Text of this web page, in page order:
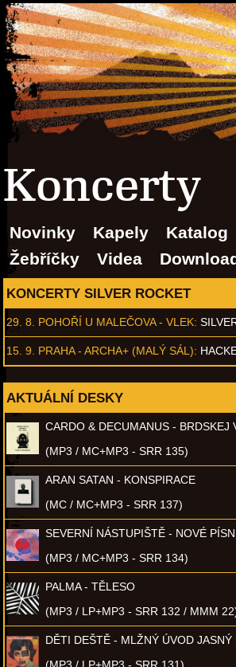
Koncerty
Novinky Kapely Katalog
Žebříčky
Videa
KONCERTY SILVER ROCKET
29. 8. POHOŘÍ U MALEČOVA - VLEK:
15. 9. PRAHA - ARCHA+ (MALÝ SÁL):
AKTUÁLNÍ DESKY
CARDO & DECUMANUS -
(MP3 / MC+MP3 - SRR 135)
ARAN SATAN - KONSPIRACE
(MC / MC+MP3 - SRR 137)
SEVERNÍ NÁSTUPIŠTĚ - NOVÉ
(MP3 / MC+MP3 - SRR 134)
PALMA - TĚLESO
(MP3 / LP+MP3 - SRR 132 / MMM
DĚTI DEŠTĚ - MLŽNÝ ÚVOD JASNÝ